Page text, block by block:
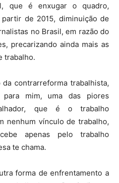
que é enxugar o quadro,
de 2015, diminuição de
no Brasil, em razão do
precarizando ainda mais as
trabalho.
contrarreforma trabalhista,
mim, uma das piores
que é o trabalho
nenhum vínculo de trabalho,
apenas pelo trabalho
te chama.
forma de enfrentamento a